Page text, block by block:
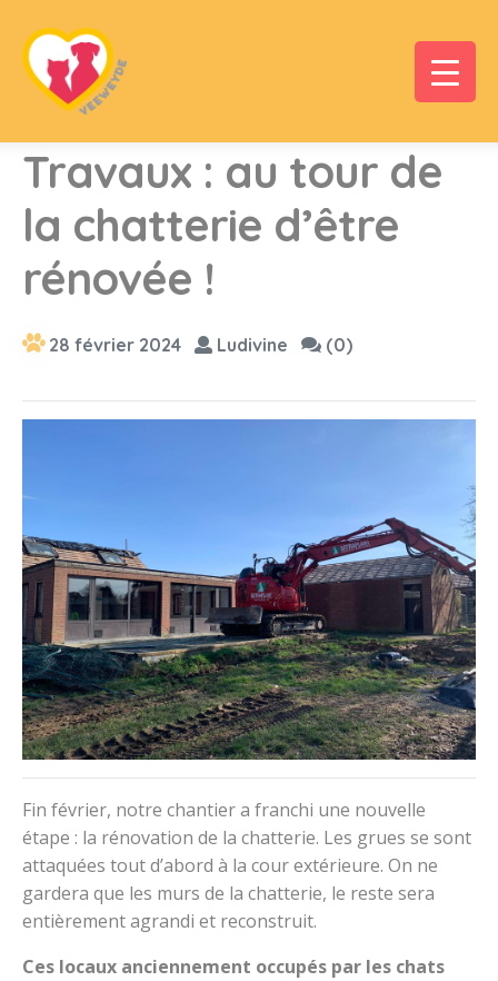
Travaux : au tour de
la chatterie d’être
rénovée !
28 février 2024 Ludivine (0)
Fin février, notre chantier a franchi une nouvelle
étape : la rénovation de la chatterie. Les grues se sont
attaquées tout d’abord à la cour extérieure. On ne
gardera que les murs de la chatterie, le reste sera
entièrement agrandi et reconstruit.
Ces locaux anciennement occupés par les chats